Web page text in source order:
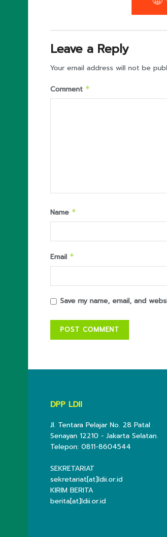
Leave a Reply
Your email address will not be
Comment *
Name *
Email *
Save my name, email, and
DPP LDII
Jl. Tentara Pelajar No. 28 Patal
Senayan 12210 - Jakarta Selatan.
Telepon: 0811-8604544
SEKRETARIAT
sekretariat[at]ldii.or.id
KIRIM BERITA
berita[at]ldii.or.id